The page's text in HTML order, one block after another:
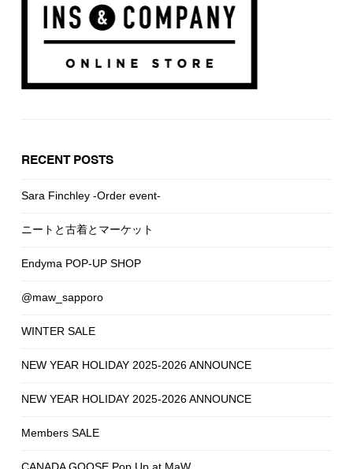
RECENT POSTS
Sara Finchley -Order event-
ニートと古着とマーケット
Endyma POP-UP SHOP
@maw_sapporo
WINTER SALE
NEW YEAR HOLIDAY 2025-2026 ANNOUNCE
NEW YEAR HOLIDAY 2025-2026 ANNOUNCE
Members SALE